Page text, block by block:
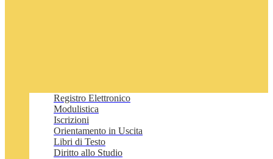
Registro Elettronico
Modulistica
Iscrizioni
Orientamento in Uscita
Libri di Testo
Diritto allo Studio